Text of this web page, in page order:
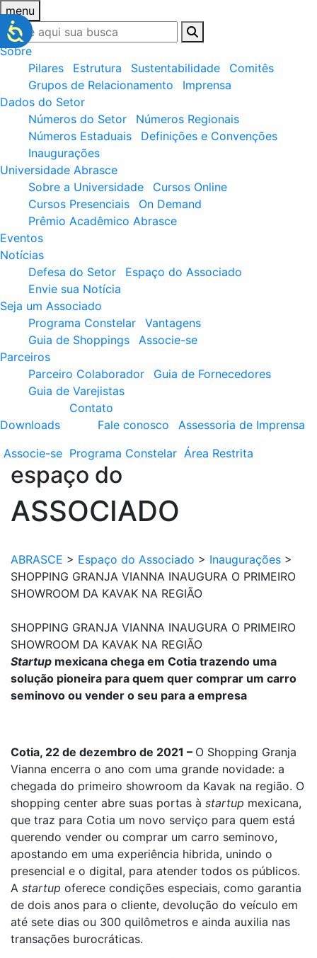
menu
Sobre
Pilares
Estrutura Sustentabilidade
Comitês
Grupos de Relacionamento
Imprensa
Dados do Setor
Números do Setor
Números Regionais
Números Estaduais
Definições e Convenções
Inaugurações
Universidade Abrasce
Sobre a Universidade
Cursos Online
Cursos Presenciais
On Demand
Prêmio Acadêmico Abrasce
Eventos
Notícias
Defesa do Setor
Espaço do Associado
Envie sua Notícia
Seja um Associado
Programa Constelar
Vantagens
Guia de Shoppings
Associe-se
Parceiros
Parceiro Colaborador
Guia de Fornecedores
Guia de Varejistas
Downloads
Contato
Fale conosco
Assessoria de Imprensa
Associe-se Programa Constelar Área Restrita
espaço do
ASSOCIADO
ABRASCE > Espaço do Associado > Inaugurações >
SHOPPING GRANJA VIANNA INAUGURA O PRIMEIRO
SHOWROOM DA KAVAK NA REGIÃO
SHOPPING GRANJA VIANNA INAUGURA O PRIMEIRO
SHOWROOM DA KAVAK NA REGIÃO
Startup mexicana chega em Cotia trazendo uma
solução pioneira para quem quer comprar um carro
seminovo ou vender o seu para a empresa
Cotia, 22 de dezembro de 2021 – O Shopping Granja
Vianna encerra o ano com uma grande novidade: a
chegada do primeiro showroom da Kavak na região. O
shopping center abre suas portas à startup mexicana,
que traz para Cotia um novo serviço para quem está
querendo vender ou comprar um carro seminovo,
apostando em uma experiência hibrida, unindo o
presencial e o digital, para atender todos os públicos.
A startup oferece condições especiais, como garantia
de dois anos para o cliente, devolução do veículo em
até sete dias ou 300 quilômetros e ainda auxilia nas
transações burocráticas.